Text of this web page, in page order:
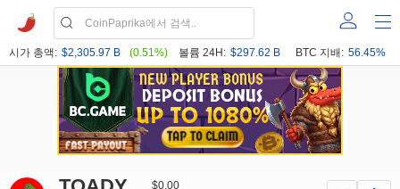
시가 총액: $2,305.97 B (0.51%) 볼륨 24H: $297.62 B BTC 지배: 56.45%
$0.00